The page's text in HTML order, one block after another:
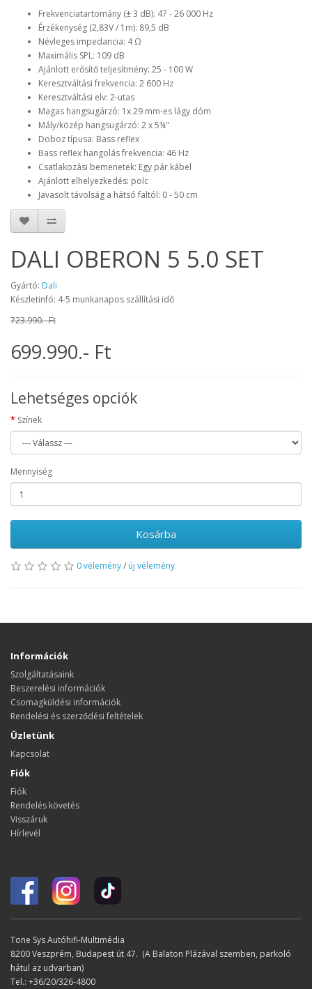
Frekvenciatartomány (± 3 dB): 47 - 26 000 Hz
Érzékenység (2,83V / 1m): 89,5 dB
Névleges impedancia: 4 Ω
Maximális SPL: 109 dB
Ajánlott erősítő teljesítmény: 25 - 100 W
Keresztváltási frekvencia: 2 600 Hz
Keresztváltási elv: 2-utas
Magas hangsugárzó: 1x 29 mm-es lágy dóm
Mály/közép hangsugárzó: 2 x 5¼"
Doboz típusa: Bass reflex
Bass reflex hangolás frekvencia: 46 Hz
Csatlakozási bemenetek: Egy pár kábel
Ajánlott elhelyezkedés: polc
Javasolt távolság a hátsó faltól: 0 - 50 cm
DALI OBERON 5 5.0 SET
Gyártó: Dali
Készletinfó: 4-5 munkanapos szállítási idő
723.990.- Ft
699.990.- Ft
Lehetséges opciók
Színek
Mennyiség
Kosárba
0 vélemény/ új vélemény
Információk
Szolgáltatásaink
Beszerelési információk
Csomagküldési információk
Rendelési és szerződési feltételek
Üzletünk
Kapcsolat
Fiók
Fiók
Rendelés követés
Visszáruk
Hírlevél
Tone Sys Autóhifi-Multimédia
8200 Veszprém, Budapest út 47. (A Balaton Plázával szemben, parkoló
hátul az udvarban)
Tel.: +36/20/326-4800